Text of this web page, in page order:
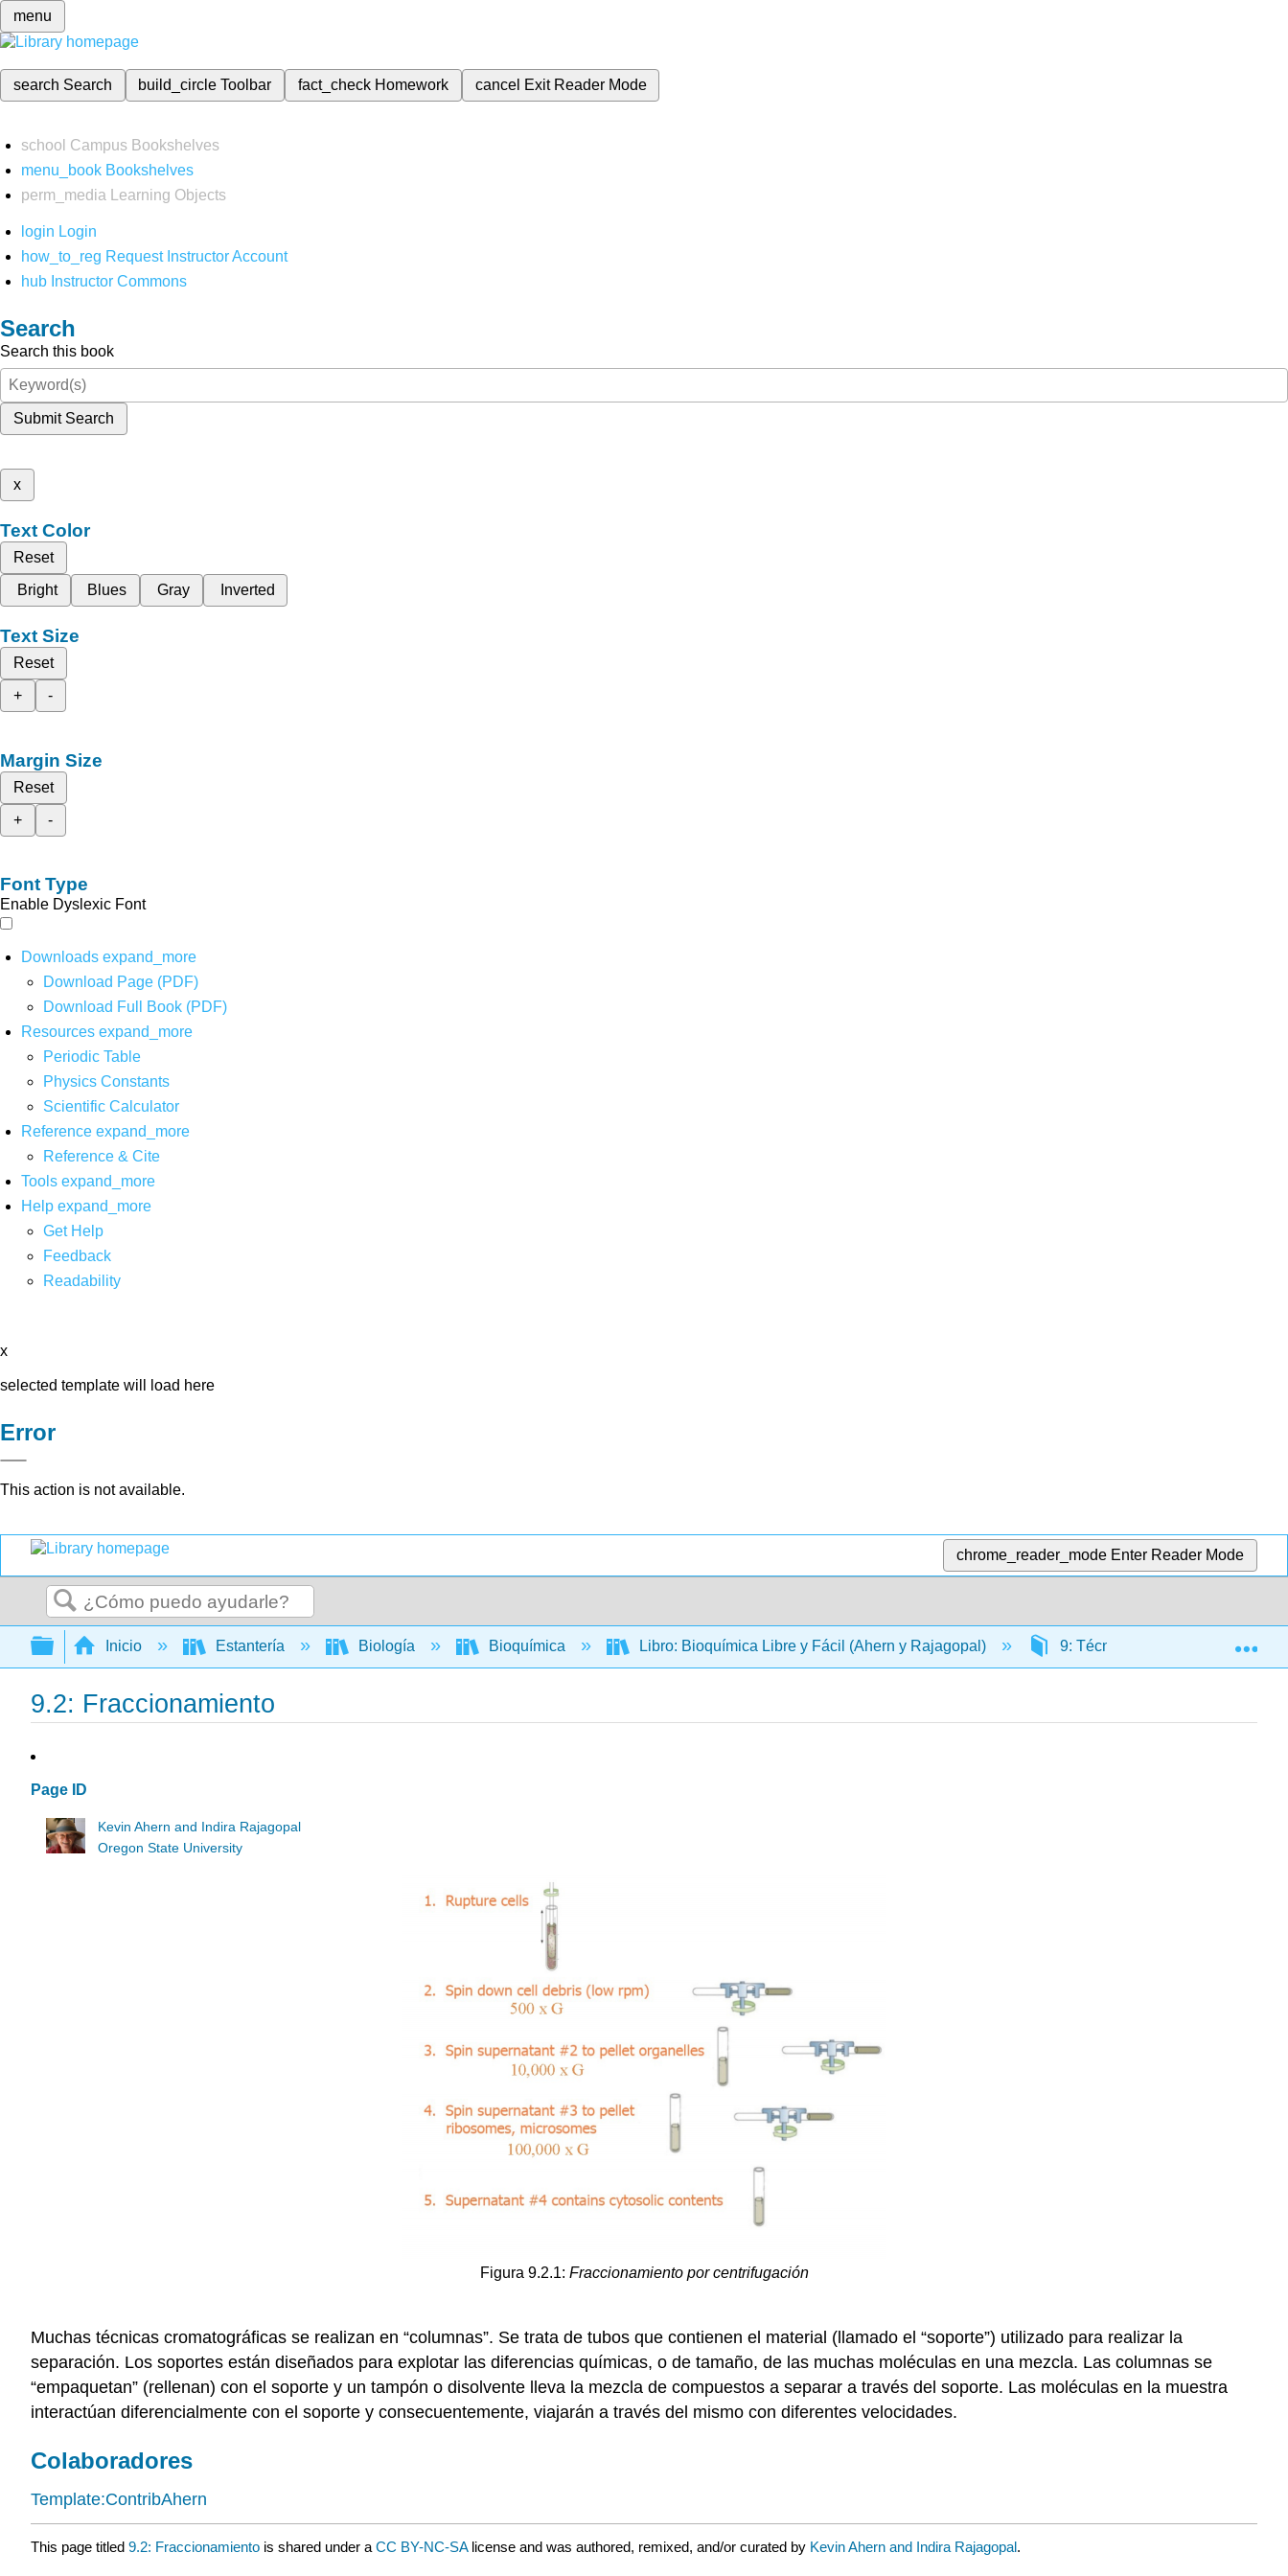
menu
search Search build_circleToolbar fact_check Homework cancel Exit Reader Mode
school Campus Bookshelves
menu_book Bookshelves
perm_media
Learning Objects
login Login
how_to_reg Request Instructor Account
hub Instructor Commons
Search
Search this book
Submit Search
x
Text Color
Reset
Bright
Blues Gray Inverted
Text Size
Reset
+
-
Margin Size
Reset
+
-
Font Type
Enable Dyslexic Font
Downloads expand_more
Download Page (PDF)
Download Full Book (PDF)
Resources expand_more
Periodic Table
Physics Constants
Scientific Calculator
Reference expand_more
Reference & Cite
Tools expand_more
Help expand_more
Get Help
Feedback
Readability
x
selected template will load here
Error
This action is not available.
chrome_reader_mode Enter Reader Mode
Buscar
Expandir/contraer jerarquía global
Inicio Estantería Biología Bioquímica Libro: Bioquímica Libre y Fácil (Ahern y Rajagopal) 9: Técnicas 9.2:
9.2: Fraccionamiento
Page ID
Kevin Ahern and Indira Rajagopal
Oregon State University
Figura 9.2.1: Fraccionamiento por centrifugación
Muchas técnicas cromatográficas se realizan en “columnas”. Se trata de tubos que contienen el material (llamado el “soporte”) utilizado para realizar la
separación. Los soportes están diseñados para explotar las diferencias químicas, o de tamaño, de las muchas moléculas en una mezcla. Las columnas se
“empaquetan” (rellenan) con el soporte y un tampón o disolvente lleva la mezcla de compuestos a separar a través del soporte. Las moléculas en la muestra
interactúan diferencialmente con el soporte y consecuentemente, viajarán a través del mismo con diferentes velocidades.
Colaboradores
Template:ContribAhern
This page titled 9.2: Fraccionamiento is shared under a CC BY-NC-SA license and was authored, remixed, and/or curated by Kevin Ahern and Indira Rajagopal.